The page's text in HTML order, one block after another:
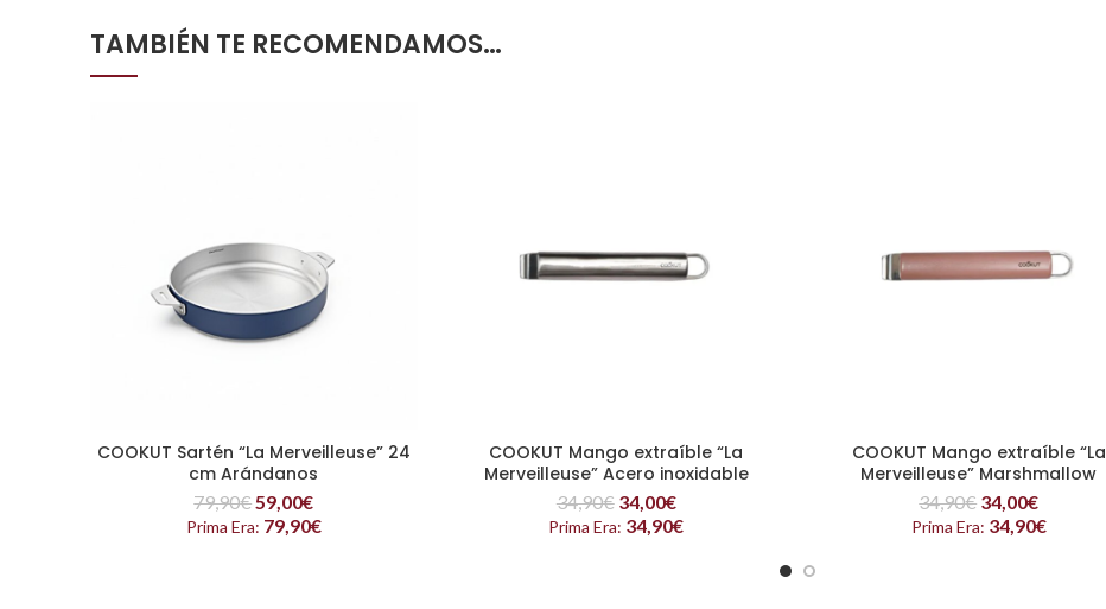
TAMBIÉN TE RECOMENDAMOS…
LEER MÁS
COOKUT Sartén “La Merveilleuse” 24
cm Arándanos
79,90€59,00€
Prima Era: 79,90€
LEER MÁS
COOKUT Mango extraíble “La
Merveilleuse” Acero inoxidable
34,90€ 34,00€
Prima Era: 34,90€
LEER MÁS
COOKUT Mango extraíble “La
Merveilleuse” Marshmallow
34,90€ 34,00€
Prima Era: 34,90€